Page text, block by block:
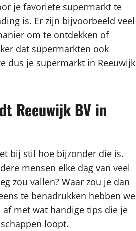
je favoriete supermarkt te
is. Er zijn bijvoorbeeld veel
om te ontdekken of
dat supermarkten ook
dus je supermarkt in Reeuwijk
Reeuwijk BV in
bij stil hoe bijzonder die is.
mensen elke dag van veel
zou vallen? Waar zou je dan
te benadrukken hebben we
met wat handige tips die je
loopt.